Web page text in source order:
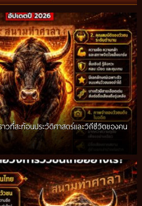
าวที่สะท้อนประวัติศาสตร์และวิถีชีวิตของคน